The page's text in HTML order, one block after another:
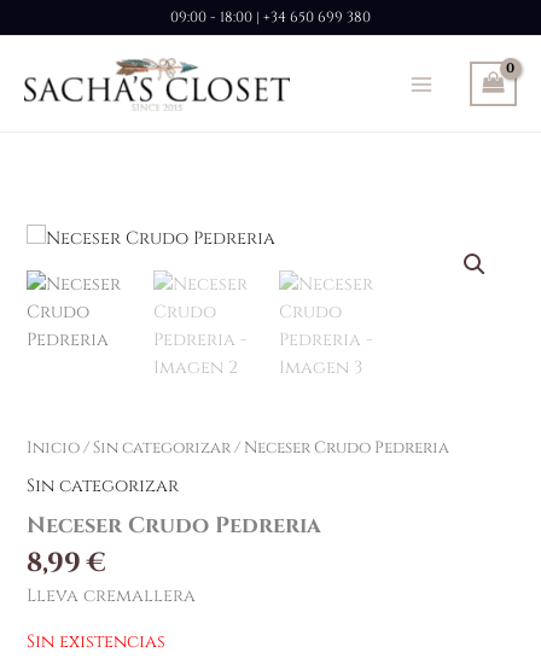
al
09:00 - 18:00 | +34 650 699 380
Inicio/Sin categorizar/ Neceser Crudo Pedreria
Sin categorizar
Neceser Crudo Pedreria
8,99€
Lleva cremallera
Sin existencias